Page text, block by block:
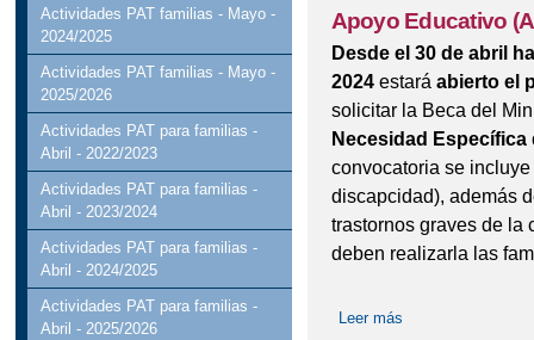
MATERIALES
MATERIALES PARA
PROPUESTA DE
ESCOLARES Y
PROYECTO DE
REUNIÓN FAMILIAS
REUNIÓN DE
Actividades PAT familias - Mayo -
2024/2025
Actividades PAT familias - Mayo -
2025/2026
Actividades PAT para familias -
Abril - 2022/2023
Actividades PAT para familias -
Abril - 2023/2024
Actividades PAT para familias -
Abril - 2024/2025
Actividades PAT para familias -
Abril - 2025/2026
Apoyo Educativo
Desde el 30 de abril
2024estará abierto el
solicitar la Beca del
Necesidad
convocatoria se
discapcidad), además
trastornos graves de la
deben realizarla las
Leer más